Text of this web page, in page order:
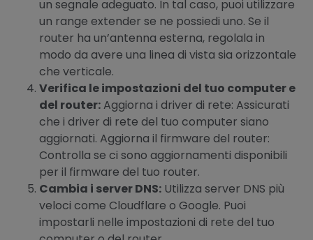
un segnale adeguato. In tal caso, puoi utilizzare
un range extender se ne possiedi uno. Se il
router ha un’antenna esterna, regolala in
modo da avere una linea di vista sia orizzontale
che verticale.
Verifica le impostazioni del tuo computer e
del router:Aggiorna i driver di rete: Assicurati
che i driver di rete del tuo computer siano
aggiornati. Aggiorna il firmware del router:
Controlla se ci sono aggiornamenti disponibili
per il firmware del tuo router.
Cambia i server DNS: Utilizza server DNS più
veloci come Cloudflare o Google. Puoi
impostarli nelle impostazioni di rete del tuo